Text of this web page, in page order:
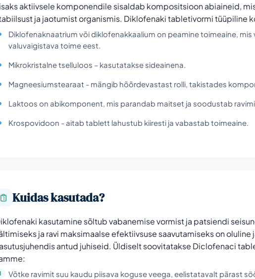
aktiivsele komponendile sisaldab kompositsioon abiaineid,
ja jaotumist organismis. Diklofenaki tabletivormi tüüpiline
Diklofenaknaatrium või diklofenakkaalium on peamine toimeaine,
valuvaigistava toime eest.
Mikrokristalne tselluloos – kasutatakse sideainena.
Magneesiumstearaat - mängib hõõrdevastast rolli, takistades
Laktoos on abikomponent, mis parandab maitset ja soodustab
Krospovidoon - aitab tablett lahustub kiiresti ja vabastab toimeaine.
Kuidas kasutada?
kasutamine sõltub vabanemise vormist ja patsiendi
ja ravi maksimaalse efektiivsuse saavutamiseks on oluline
antud juhiseid. Üldiselt soovitatakse Diclofenaci
Võtke ravimit suu kaudu piisava koguse veega, eelistatavalt pärast